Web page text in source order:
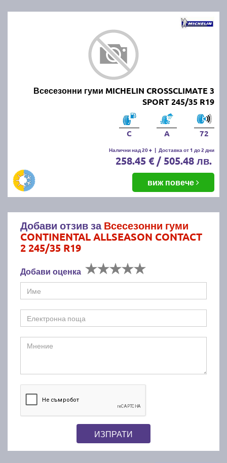
Всесезонни гуми MICHELIN CROSSCLIMATE 3
SPORT 245/35 R19
C A 72
Налични над 20 + | Доставка от 1 до 2 дни
258.45 € / 505.48 лв.
виж повече
Добави отзив заВсесезонни гуми
CONTINENTAL ALLSEASON CONTACT
2 245/35 R19
Добави оценка
ИЗПРАТИ